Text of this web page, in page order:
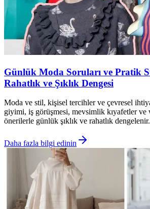
Günlük Moda Soruları ve Pratik
Rahatlık ve Şıklık Dengesi
Moda ve stil, kişisel tercihler ve çevresel
giyimi, iş görüşmesi, mevsimlik kıyafetler
önerilerle günlük şıklık ve rahatlık dengelenir.
Daha fazla bilgi edinin